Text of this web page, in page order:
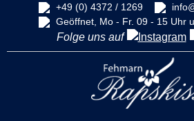
springen
+49 (0) 4372 / 1269
Geöffnet, Mo - Fr. 09 - 15 Uhr
Folge uns auf